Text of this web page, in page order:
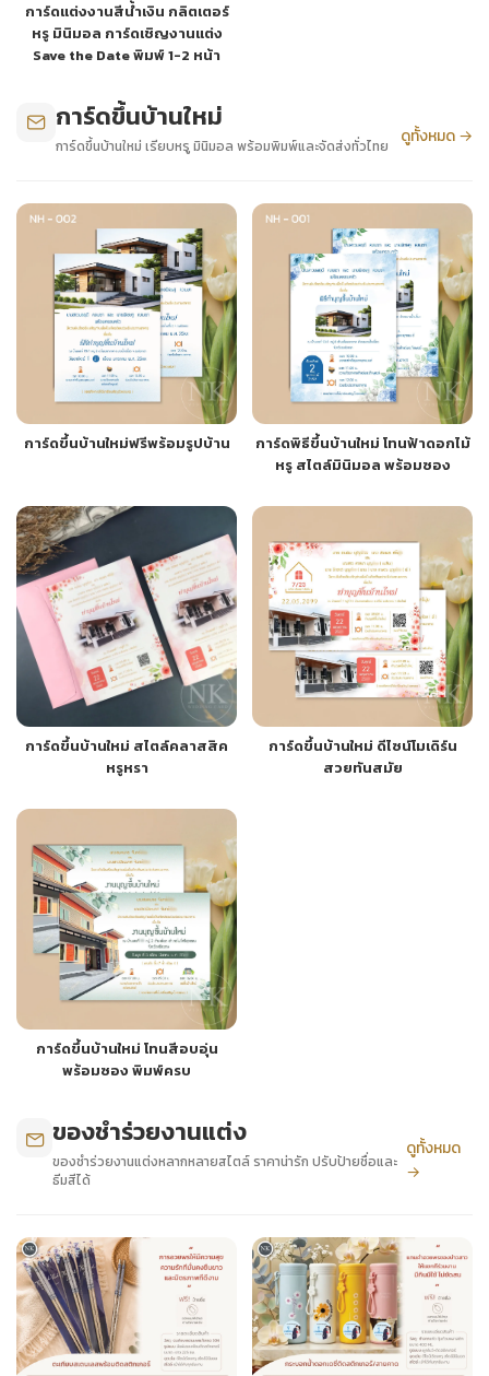
การ์ดแต่งงานสีน้ำเงิน กลิตเตอร์
หรู มินิมอล การ์ดเชิญงานแต่ง
Save the Date พิมพ์ 1-2 หน้า
การ์ดขึ้นบ้านใหม่
การ์ดขึ้นบ้านใหม่ เรียบหรู มินิมอล พร้อมพิมพ์และจัดส่งทั่วไทย ดูทั้งหมด →
การ์ดขึ้นบ้านใหม่ฟรีพร้อมรูปบ้าน
การ์ดพิธีขึ้นบ้านใหม่ โทนฟ้าดอกไม้
หรู สไตล์มินิมอล พร้อมซอง
การ์ดขึ้นบ้านใหม่ สไตล์คลาสสิค
หรูหรา
การ์ดขึ้นบ้านใหม่ ดีไซน์โมเดิร์น
สวยทันสมัย
การ์ดขึ้นบ้านใหม่ โทนสีอบอุ่น
พร้อมซอง พิมพ์ครบ
ของชำร่วยงานแต่ง
ของชำร่วยงานแต่งหลากหลายสไตล์ ราคาน่ารัก ปรับป้ายชื่อและ
ธีมสีได้
ดูทั้งหมด
→